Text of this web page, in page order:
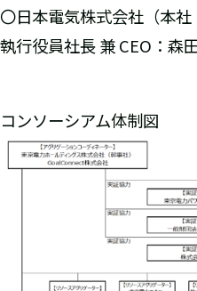
〇日本電気株式会社（本
執行役員社長 兼 CEO：森田
コンソーシアム体制図